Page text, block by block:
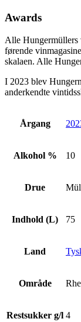
Awards
Alle Hungermüllers
førende
skalaen. Alle
I 2023 blev
anderkendte
Årgang
Alkohol % 10
Drue
Indhold (L) 75
Land
Område
Restsukker g/l 4